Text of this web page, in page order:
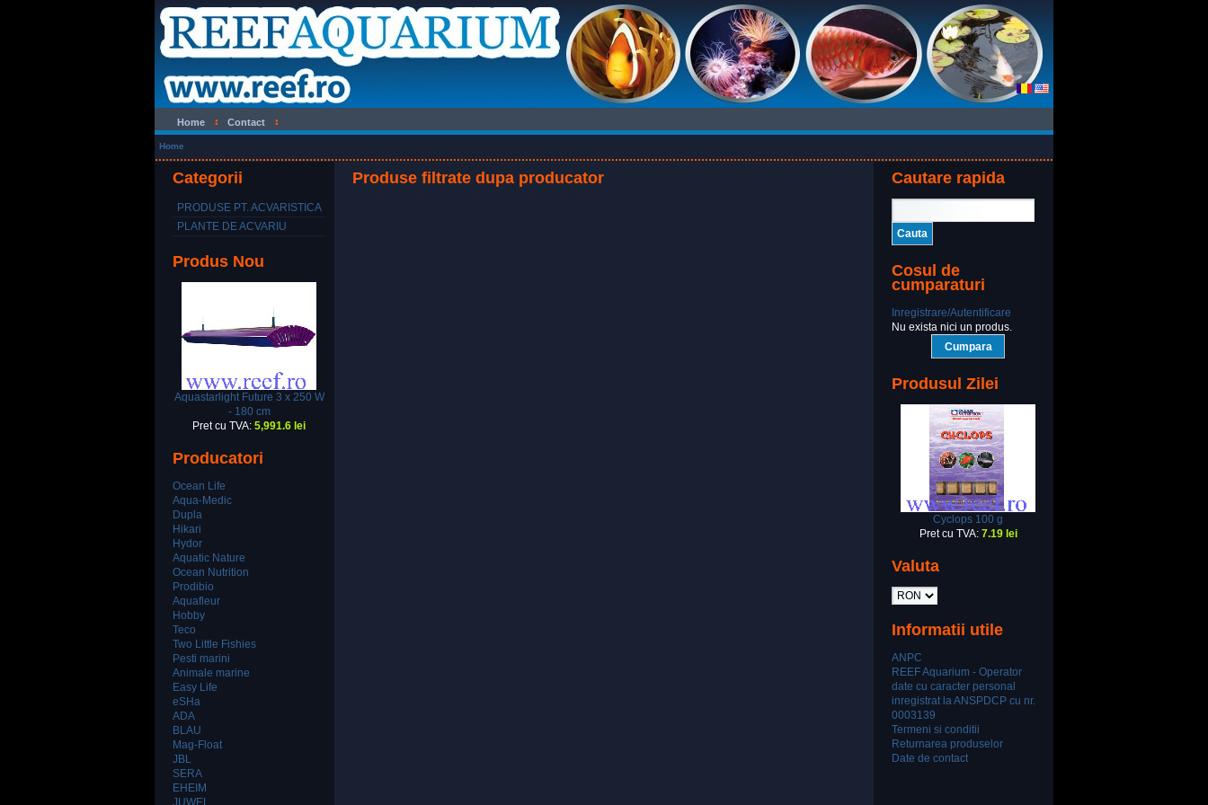
Home Contact
Home
Categorii
PRODUSE PT. ACVARISTICA
PLANTE DE ACVARIU
Produs Nou
Aquastarlight Future 3 x 250 W
- 180 cm
Pret cu TVA: 5,991.6 lei
Producatori
Ocean Life
Aqua-Medic
Dupla
Hikari
Hydor
Aquatic Nature
Ocean Nutrition
Prodibio
Aquafleur
Hobby
Teco
Two Little Fishies
Pesti marini
Animale marine
Easy Life
eSHa
ADA
BLAU
Mag-Float
JBL
SERA
EHEIM
JUWEL
Produse filtrate dupa producator Cautare rapida
Cosul de
cumparaturi
Inregistrare/Autentificare
Nu exista nici un produs.
Cumpara
Produsul Zilei
Cyclops 100 g
Pret cu TVA: 7.19 lei
Valuta
Informatii utile
ANPC
REEF Aquarium - Operator
date cu caracter personal
inregistrat la ANSPDCP cu nr.
0003139
Termeni si conditii
Returnarea produselor
Date de contact